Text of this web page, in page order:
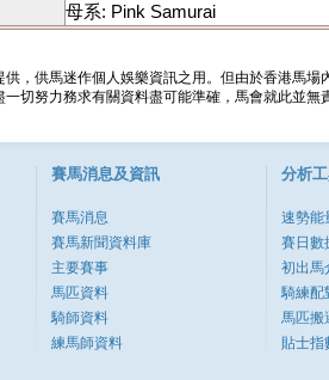
母系: Pink Samurai
，供馬迷作個人娛樂資訊之用。但由於香港馬
切努力務求有關資料盡可能準確，馬會就此並
賽馬消息及資訊
賽馬消息
賽馬新聞資料庫
主要賽事
馬匹資料
騎師資料
練馬師資料
分析
速勢能
賽日數
初出馬
騎練配
馬匹搬
貼士指